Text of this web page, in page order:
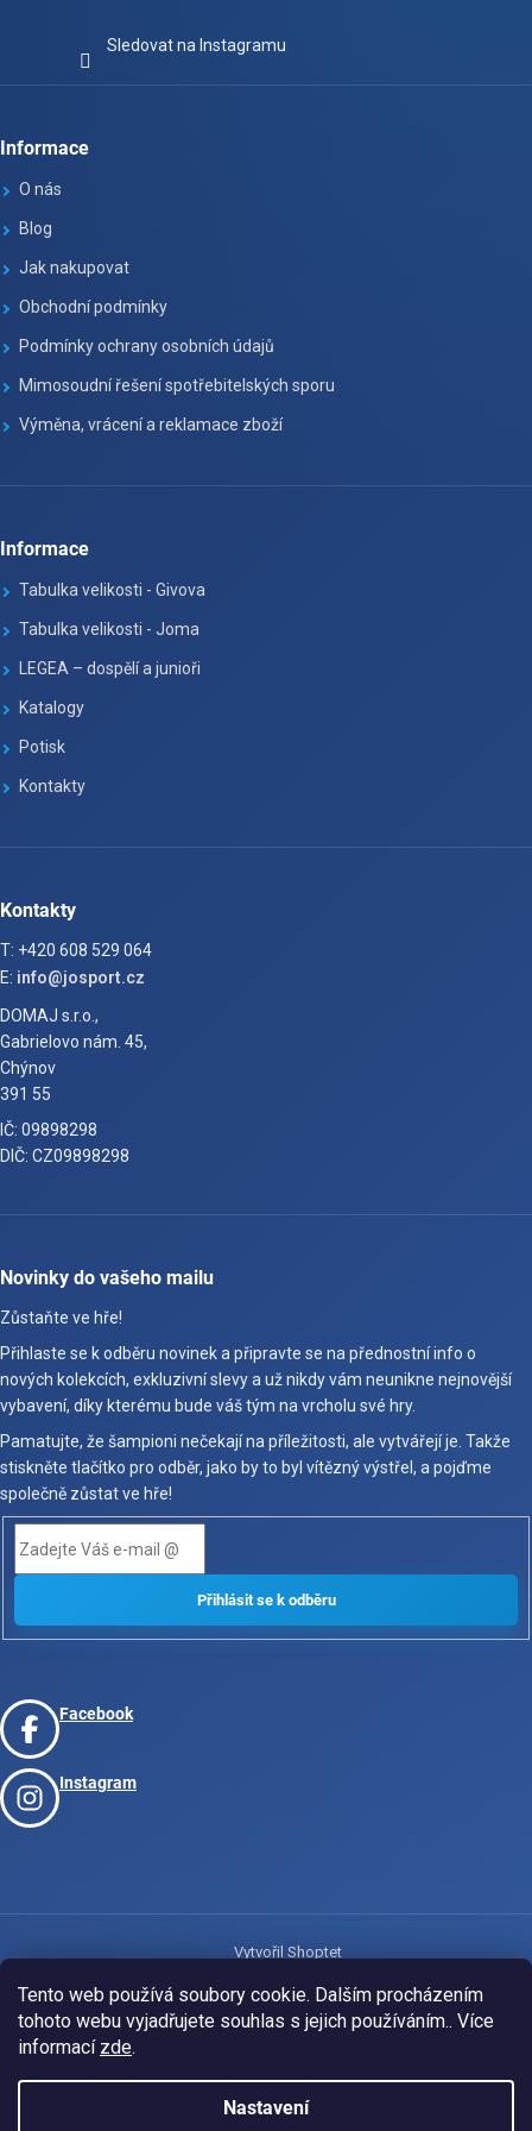
Tento web používá soubory cookie. Dalším procházením
tohoto webu vyjadřujete souhlas s jejich používáním.. Více
informací zde.
Nastavení
Sledovat na Instagramu
Informace
O nás
Blog
Jak nakupovat
Obchodní podmínky
Podmínky ochrany osobních údajů
Mimosoudní řešení spotřebitelských sporu
Výměna, vrácení a reklamace zboží
Informace
Tabulka velikosti - Givova
Tabulka velikosti - Joma
LEGEA – dospělí a junioři
Katalogy
Potisk
Kontakty
Kontakty
T: +420 608 529 064
E: info@josport.cz
DOMAJ s.r.o.,
Gabrielovo nám. 45,
Chýnov
391 55
IČ: 09898298
DIČ: CZ09898298
Novinky do vašeho mailu
Zůstaňte ve hře!
Přihlaste se k odběru novinek a připravte se na přednostní info o
nových kolekcích, exkluzivní slevy a už nikdy vám neunikne nejnovější
vybavení, díky kterému bude váš tým na vrcholu své hry.
Pamatujte, že šampioni nečekají na příležitosti, ale vytvářejí je. Takže
stiskněte tlačítko pro odběr, jako by to byl vítězný výstřel, a pojďme
společně zůstat ve hře!
Facebook
Instagram
Vytvořil Shoptet
Copyright 2026www.josport.cz. Všechna práva vyhrazena.